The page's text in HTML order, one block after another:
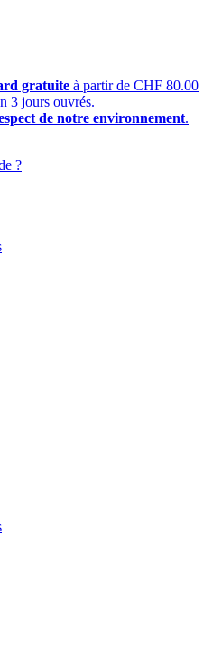
gratuite à partir de CHF 80.00
3 jours ouvrés.
de notre environnement.
?